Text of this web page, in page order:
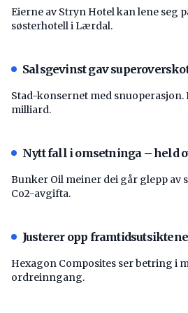
Eierne av Stryn Hotel kan lene seg
søsterhotell i Lærdal.
Salsgevinst gav
Stad-konsernet med
milliard.
Nytt fall i omsetninga – held
Bunker Oil meiner dei går glepp av
Co2-avgifta.
Justerer opp framtidsutsiktene
Hexagon Composites ser betring i
ordreinngang.